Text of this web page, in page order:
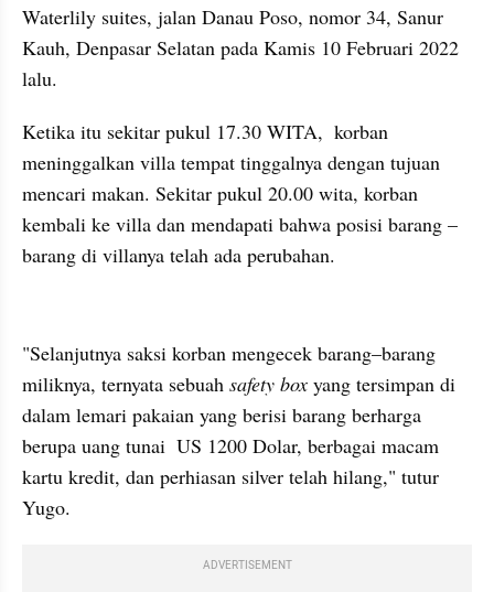
Waterlily suites, jalan Danau Poso, nomor 34, Sanur
Kauh, Denpasar Selatan pada Kamis 10 Februari 2022
lalu.
Ketika itu sekitar pukul 17.30 WITA,  korban
meninggalkan villa tempat tinggalnya dengan tujuan
mencari makan. Sekitar pukul 20.00 wita, korban
kembali ke villa dan mendapati bahwa posisi barang –
barang di villanya telah ada perubahan.
"Selanjutnya saksi korban mengecek barang–barang
miliknya, ternyata sebuah safety box yang tersimpan di
dalam lemari pakaian yang berisi barang berharga
berupa uang tunai  US 1200 Dolar, berbagai macam
kartu kredit, dan perhiasan silver telah hilang," tutur
Yugo.
ADVERTISEMENT